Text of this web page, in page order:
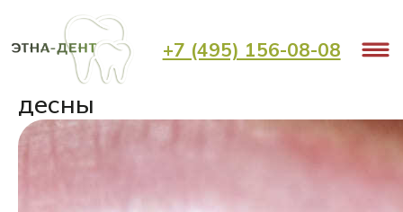
+7 (495) 156-08-08
Что такое формирователь
десны